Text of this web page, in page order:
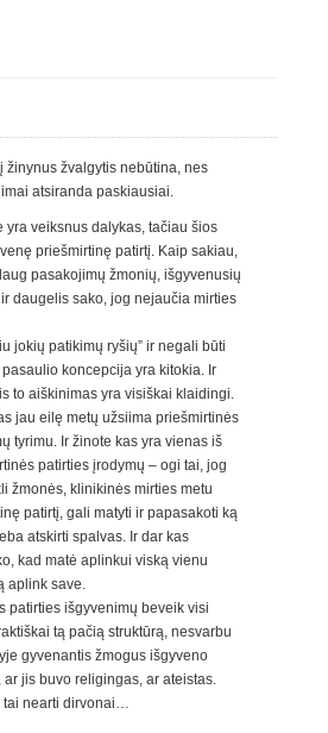
žinynus žvalgytis nebūtina, nes
atsiranda paskiausiai.
yra veiksnus dalykas, tačiau šios
priešmirtinę patirtį. Kaip sakiau,
pasakojimų žmonių, išgyvenusių
daugelis sako, jog nejaučia mirties
jokių patikimų ryšių” ir negali būti
koncepcija yra kitokia. Ir
to aiškinimas yra visiškai klaidingi.
jau eilę metų užsiima priešmirtinės
tyrimu. Ir žinote kas yra vienas iš
patirties įrodymų – ogi tai, jog
žmonės, klinikinės mirties metu
patirtį, gali matyti ir papasakoti ką
atskirti spalvas. Ir dar kas
kad matė aplinkui viską vienu
aplink save.
patirties išgyvenimų beveik visi
tą pačią struktūrą, nesvarbu
gyvenantis žmogus išgyveno
jis buvo religingas, ar ateistas.
tai nearti dirvonai…